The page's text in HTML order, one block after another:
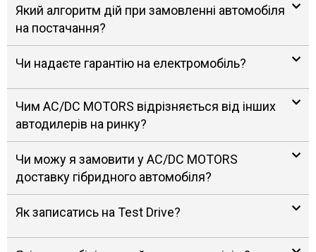
Який алгоритм дій при замовленні автомобіля
на постачання?
Чи надаєте гарантію на електромобіль?
Чим AC/DC MOTORS відрізняється від інших
автодилерів на ринку?
Чи можу я замовити у AC/DC MOTORS
доставку гібридного автомобіля?
Як записатись на Test Drive?